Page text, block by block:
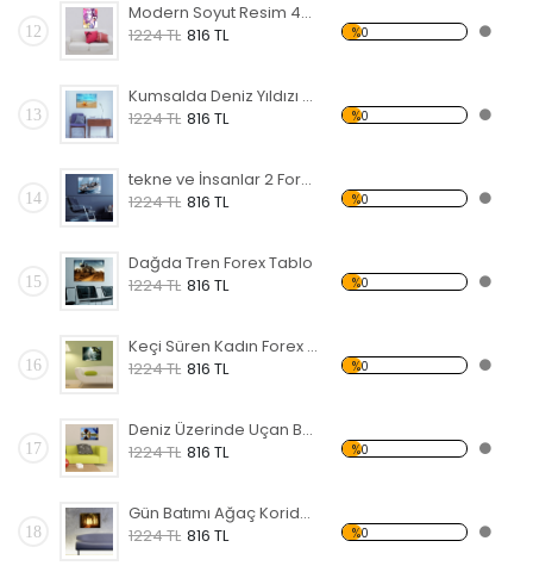
12
Modern Soyut Resim 45 Forex Tablo
1224 TL 816 TL %0
13
Kumsalda Deniz Yıldızı Forex Tablo
1224 TL 816 TL %0
14
tekne ve İnsanlar 2 Forex Tablo
1224 TL 816 TL %0
15
Dağda Tren Forex Tablo
1224 TL 816 TL %0
16
Keçi Süren Kadın Forex Tablo
1224 TL 816 TL %0
17
Deniz Üzerinde Uçan Balonlar Forex Tablo
1224 TL 816 TL %0
18
Gün Batımı Ağaç Koridor Forex Tablo
1224 TL 816 TL %0